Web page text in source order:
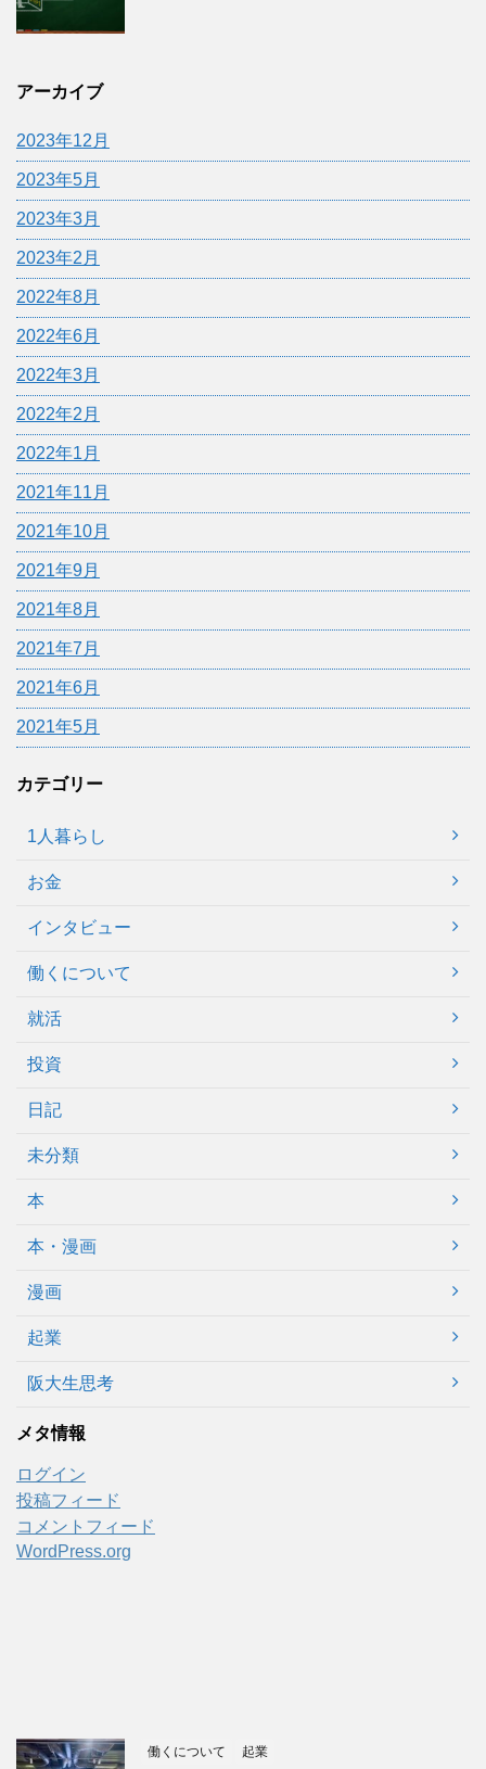
アーカイブ
2023年12月
2023年5月
2023年3月
2023年2月
2022年8月
2022年6月
2022年3月
2022年2月
2022年1月
2021年11月
2021年10月
2021年9月
2021年8月
2021年7月
2021年6月
2021年5月
カテゴリー
1人暮らし
お金
インタビュー
働くについて
就活
投資
日記
未分類
本
本・漫画
漫画
起業
阪大生思考
メタ情報
ログイン
投稿フィード
コメントフィード
WordPress.org
働くについて 起業